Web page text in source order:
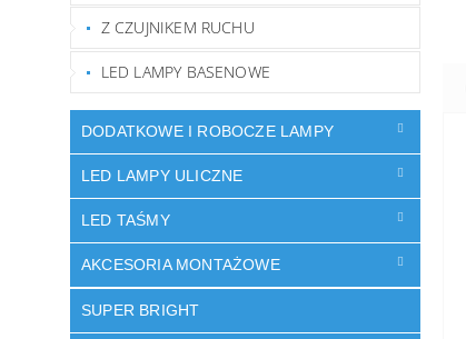
Z CZUJNIKEM RUCHU
LED LAMPY BASENOWE
DODATKOWE I ROBOCZE LAMPY
LED LAMPY ULICZNE
LED TAŚMY
AKCESORIA MONTAŻOWE
SUPER BRIGHT